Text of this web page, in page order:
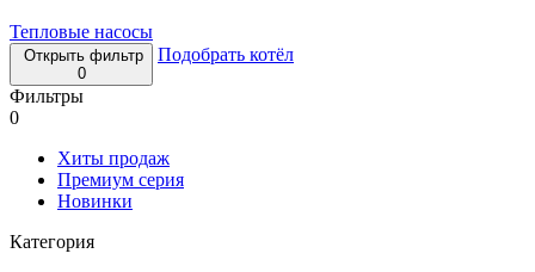
Тепловые насосы
Открыть фильтр
0
Подобрать котёл
Фильтры
0
Хиты продаж
Премиум серия
Новинки
Категория